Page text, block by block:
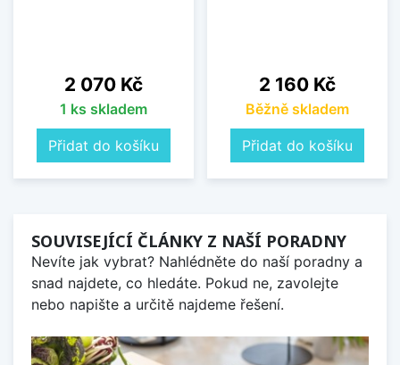
Cena
2 070 Kč
1 ks skladem
Přidat do košíku
Cena
2 160 Kč
Běžně skladem
Přidat do košíku
SOUVISEJÍCÍ ČLÁNKY Z NAŠÍ PORADNY
Nevíte jak vybrat? Nahlédněte do naší poradny a
snad najdete, co hledáte. Pokud ne, zavolejte
nebo napište a určitě najdeme řešení.